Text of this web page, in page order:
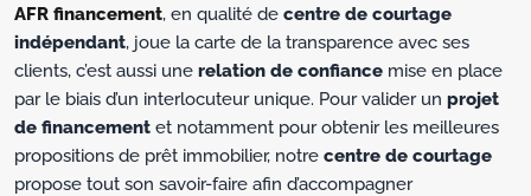
AFR financement, en qualité de centre de courtage
indépendant, joue la carte de la transparence avec ses
clients, c’est aussi une relation de confiance mise en place
par le biais d’un interlocuteur unique. Pour valider un projet
de financement et notamment pour obtenir les meilleures
propositions de prêt immobilier, notre centre de courtage
propose tout son savoir-faire afin d’accompagner